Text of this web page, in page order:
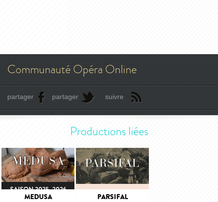
Communauté Opéra Online
partager partager suivre
Productions liées
MEDUSA PARSIFAL